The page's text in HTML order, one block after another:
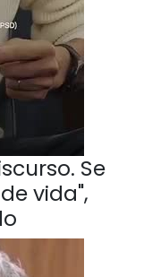
Se
vida",